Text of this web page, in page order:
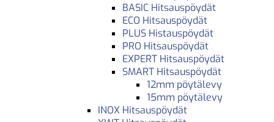
BASIC Hitsauspöydät
ECO Hitsauspöydät
PLUS Histauspöydät
PRO Hitsauspöydät
EXPERT Hitsauspöydät
SMART Hitsauspöydät
12mm pöytälevy
15mm pöytälevy
INOX Hitsauspöydät